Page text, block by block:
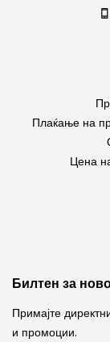
Плаќање на
Цена
Билтен за
Примајте
и промоции.